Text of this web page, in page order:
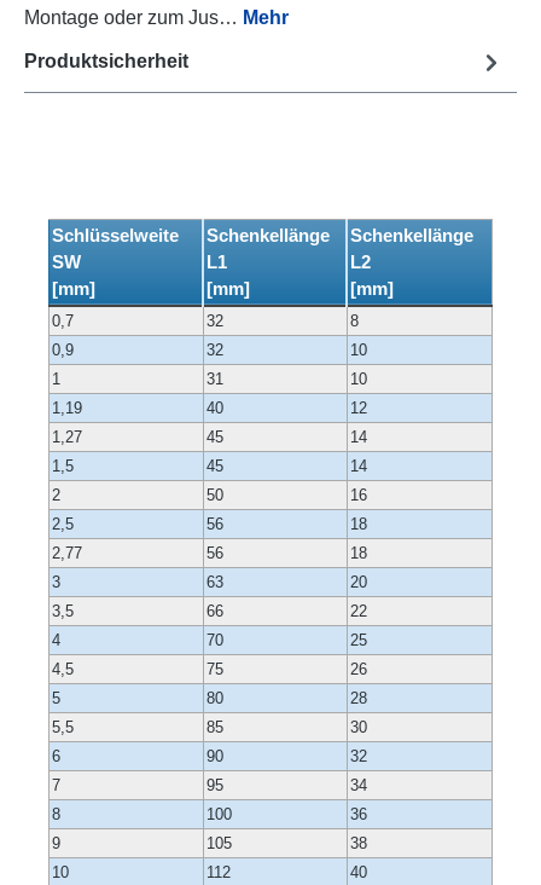
Montage oder zum Jus… Mehr
Produktsicherheit
Schlüsselweite
SW
[mm]
Schenkellänge
L1
[mm]
Schenkellänge
L2
[mm]
0,7 32
8
0,9
32
10
1
31
10
1,19
40
12
1,27
45
14
1,5
45
14
2
50
16
2,5
56
18
2,77
56
18
3
63
20
3,5
66
22
4
70
25
4,5
75
26
5
80
28
5,5
85
30
6
90
32
7
95
34
8
100
36
9
105
38
10
112
40